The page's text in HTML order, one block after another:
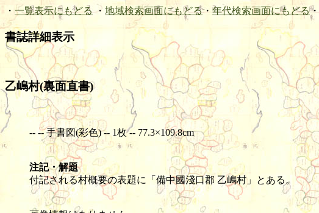
・ 一覧表示にもどる ・ 地域検索画面にもどる・ 年代検索画面にもどる・
書誌詳細表示
乙嶋村(裏面直書)
-- -- 手書図(彩色) -- 1枚 -- 77.3×109.8cm
注記・解題
付記される村概要の表題に「備中國淺口郡 乙嶋村」とある。